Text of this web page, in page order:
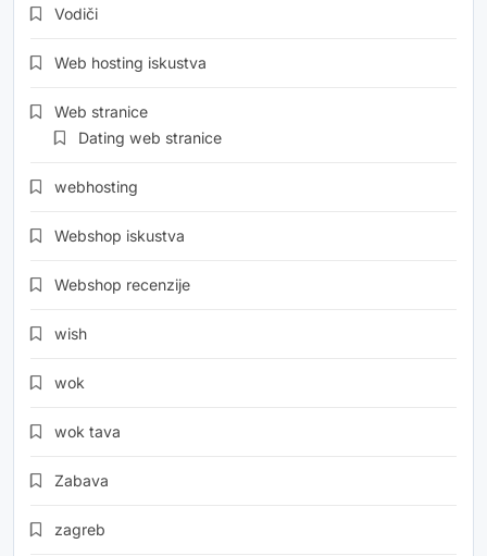
Vodiči
Web hosting iskustva
Web stranice
Dating web stranice
webhosting
Webshop iskustva
Webshop recenzije
wish
wok
wok tava
Zabava
zagreb